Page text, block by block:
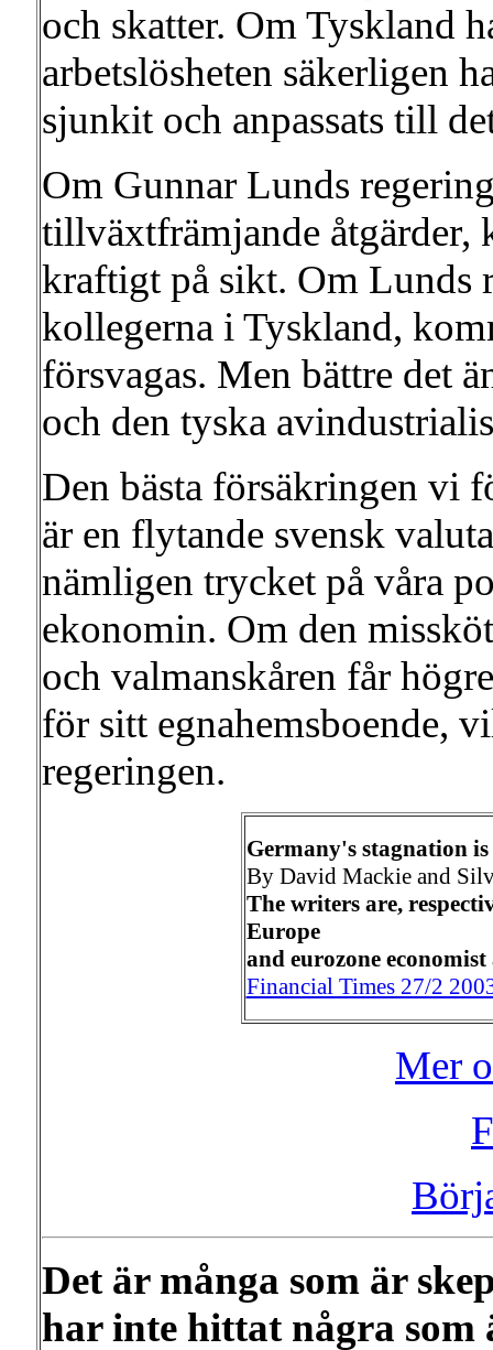
och skatter. Om Tyskland
arbetslösheten säkerligen
sjunkit och anpassats till
Om Gunnar Lunds
tillväxtfrämjande åtgärder,
kraftigt på sikt. Om Lunds
kollegerna i Tyskland,
försvagas. Men bättre det
och den tyska
Den bästa försäkringen vi
är en flytande svensk
nämligen trycket på våra
ekonomin. Om den
och valmanskåren får
för sitt egnahemsboende,
regeringen.
Germany's stagnation
By David Mackie and
The writers are,
Europe
and eurozone
Financial Times 27/2
Mer
Det är många som är
har inte hittat några som